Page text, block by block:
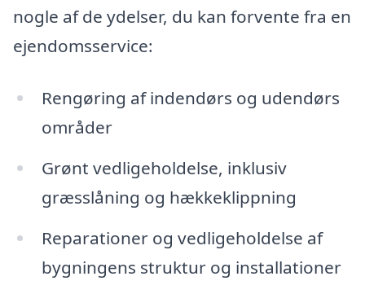
nogle af de ydelser, du kan forvente fra en
ejendomsservice:
Rengøring af indendørs og udendørs
områder
Grønt vedligeholdelse, inklusiv
græsslåning og hækkeklippning
Reparationer og vedligeholdelse af
bygningens struktur og installationer